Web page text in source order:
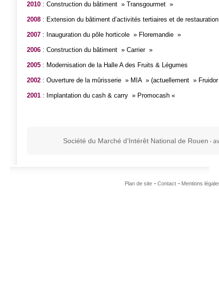
2010 : Construction du bâtiment » Transgourmet »
2008 : Extension du bâtiment d’activités tertiaires et de restauration
2007 : Inauguration du pôle horticole » Floremandie »
2006 : Construction du bâtiment » Carrier »
2005 : Modernisation de la Halle A des Fruits & Légumes
2002 : Ouverture de la mûrisserie » MIA » (actuellement »
2001 : Implantation du cash & carry » Promocash «
Société du Marché d’Intérêt National de Rouen -
Plan de site Contact Mentions